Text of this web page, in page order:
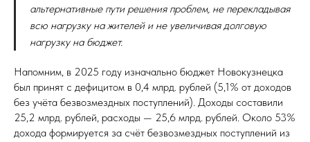
альтернативные пути решения проблем, не перекладывая
всю нагрузку на жителей и не увеличивая долговую
нагрузку на бюджет.
Напомним, в 2025 году изначально бюджет Новокузнецка
был принят с дефицитом в 0,4 млрд. рублей (5,1% от доходов
без учёта безвозмездных поступлений). Доходы составили
25,2 млрд. рублей, расходы — 25,6 млрд. рублей. Около 53%
дохода формируется за счёт безвозмездных поступлений из